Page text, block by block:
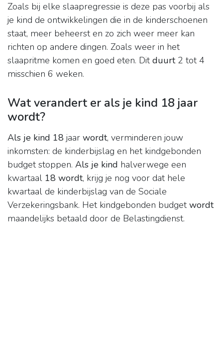
Zoals bij elke slaapregressie is deze pas voorbij als
je kind de ontwikkelingen die in de kinderschoenen
staat, meer beheerst en zo zich weer meer kan
richten op andere dingen. Zoals weer in het
slaapritme komen en goed eten. Ditduurt2 tot 4
misschien 6 weken.
Wat verandert er als je kind 18 jaar
wordt?
Als je kind 18 jaar wordt, verminderen jouw
inkomsten: de kinderbijslag en het kindgebonden
budget stoppen. Als je kind halverwege een
kwartaal 18 wordt, krijg je nog voor dat hele
kwartaal de kinderbijslag van de Sociale
Verzekeringsbank. Het kindgebonden budgetwordt
maandelijks betaald door de Belastingdienst.